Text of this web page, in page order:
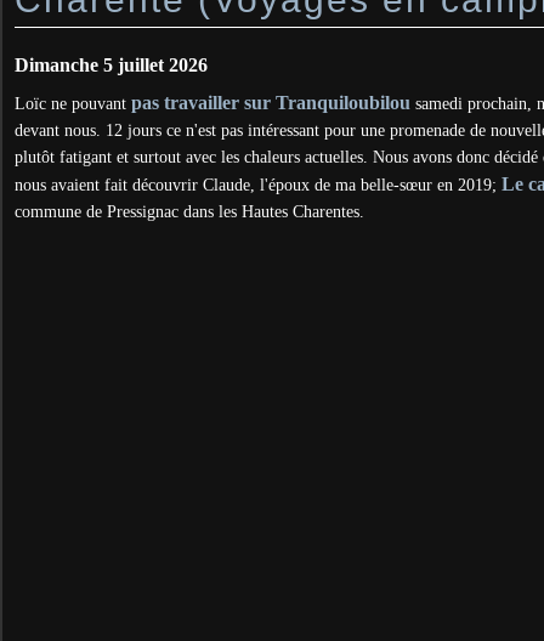
Dimanche 5 juillet 2026
Loïc ne pouvant pas travailler sur Tranquiloubilou samedi prochain,
devant nous. 12 jours ce n'est pas intéressant pour une promenade de
plutôt fatigant et surtout avec les chaleurs actuelles. Nous avons donc
nous avaient fait découvrir Claude, l'époux de ma belle-sœur en 2019; Le
commune de Pressignac dans les Hautes Charentes.